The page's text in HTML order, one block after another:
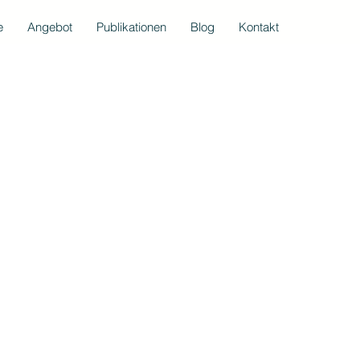
Angebot Publikationen Blog Kontakt